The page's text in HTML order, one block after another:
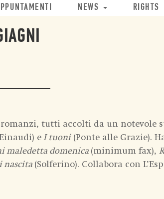
NEWS RIGHTS
tutti accolti da un notevole
eI tuoni(Ponte alle Grazie).
maledetta domenica (minimum fax),
nascita (Solferino). Collabora con